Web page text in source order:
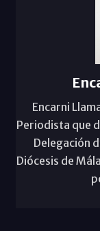
Encarni
Periodista que
Delegación
Diócesis de